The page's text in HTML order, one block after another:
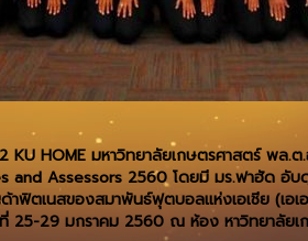
HOME มหาวิทยาลัยเกษตรศาสตร์ พล.
and Assessors 2560 โดยมี มร.ฟาฮัด อั
ตเนสของสมาพันธ์ฟุตบอลแห่งเอเชีย (เอ
ที่ 25-29 มกราคม 2560 ณ ห้อง หาวิทยาลัยเ